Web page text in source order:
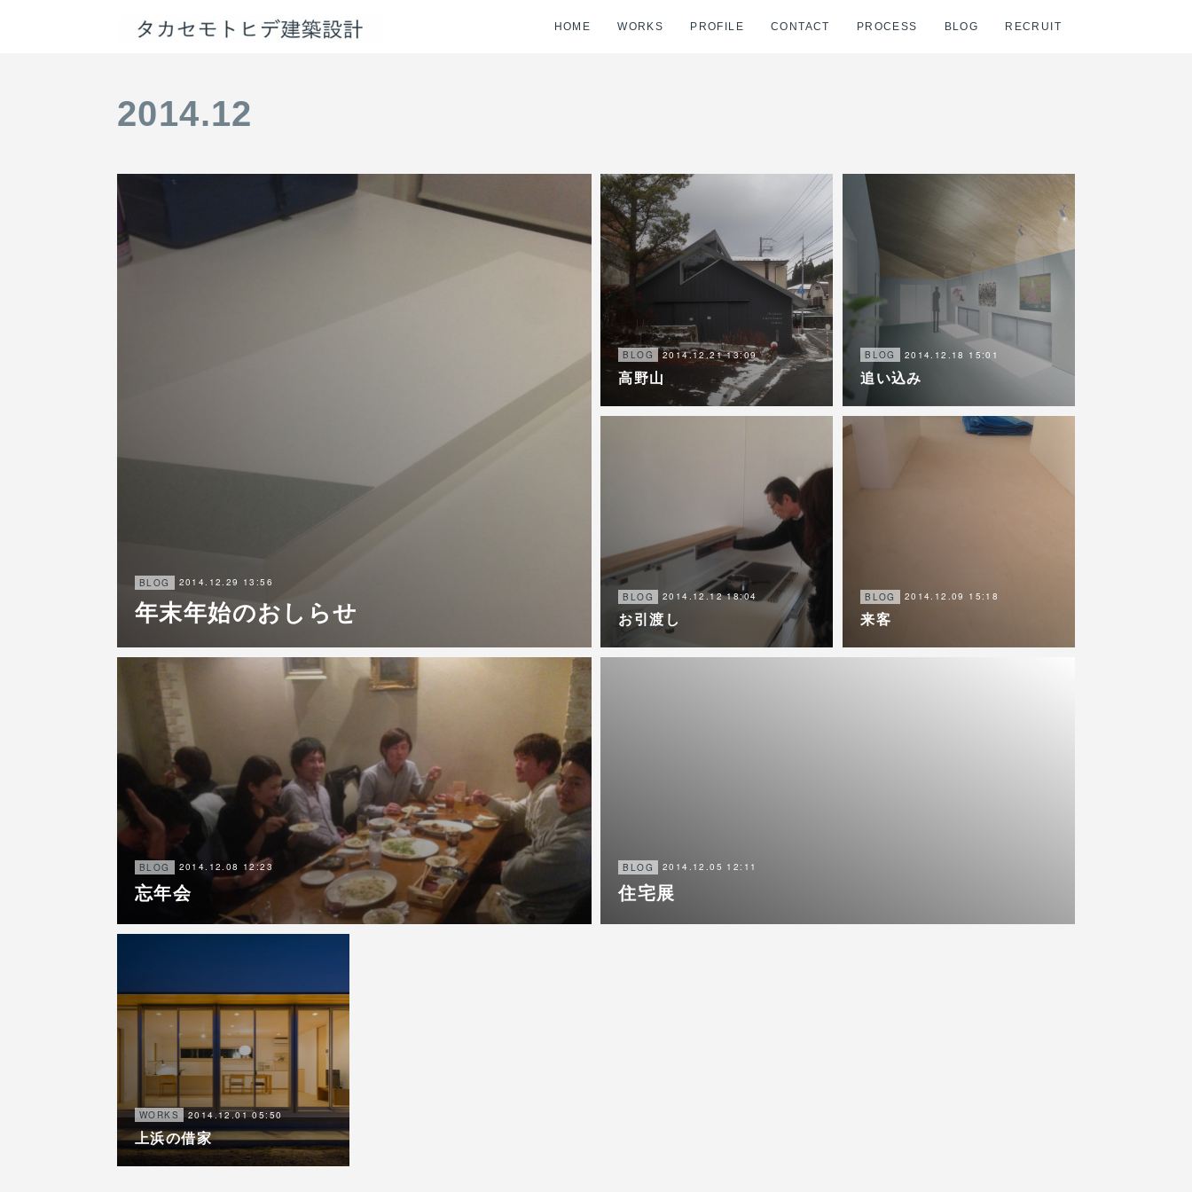
HOME WORKS PROFILE CONTACT PROCESS BLOG RECRUIT
2014.12
BLOG 2014.12.29 13:56
年末年始のおしらせ
BLOG 2014.12.21 13:09
高野山
BLOG 2014.12.18 15:01
追い込み
BLOG 2014.12.12 18:04
お引渡し
BLOG 2014.12.09 15:18
来客
BLOG 2014.12.08 12:23
忘年会
BLOG 2014.12.05 12:11
住宅展
WORKS 2014.12.01 05:50
上浜の借家